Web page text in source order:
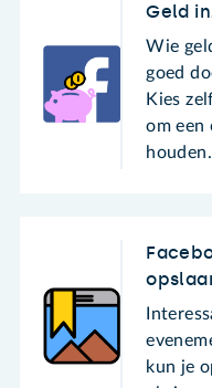
Geld
Wie
goed
Kies
om een
houden.
kun je